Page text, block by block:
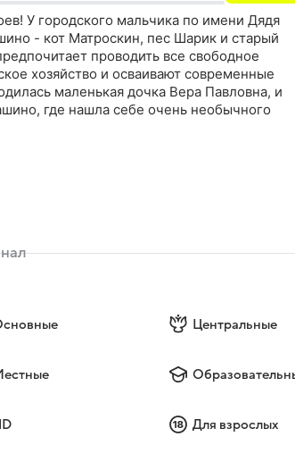
У городского мальчика по имени Дядя
- кот Матроскин, пес Шарик и старый
проводить все свободное
хозяйство и осваивают современные
маленькая дочка Вера Павловна, и
где нашла себе очень необычного
Центральные
Для взрослых